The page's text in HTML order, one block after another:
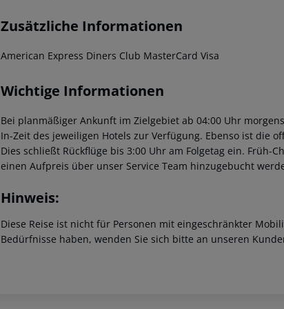
Zusätzliche Informationen
American Express Diners Club MasterCard Visa
Wichtige Informationen
Bei planmäßiger Ankunft im Zielgebiet ab 04:00 Uhr
In-Zeit des jeweiligen Hotels zur Verfügung. Ebenso ist die
Dies schließt Rückflüge bis 3:00 Uhr am Folgetag ein. Früh-
einen Aufpreis über unser Service Team hinzugebucht
Hinweis:
Diese Reise ist nicht für Personen mit eingeschränkter
Bedürfnisse haben, wenden Sie sich bitte an unseren